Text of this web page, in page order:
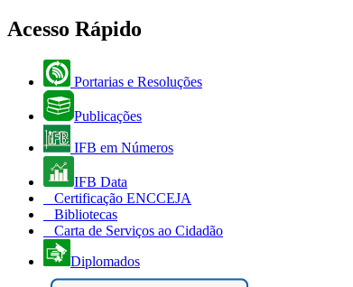
Acesso Rápido
Portarias e Resoluções
Publicações
IFB em Números
IFB Data
Certificação ENCCEJA
Bibliotecas
Carta de Serviços ao Cidadão
Diplomados